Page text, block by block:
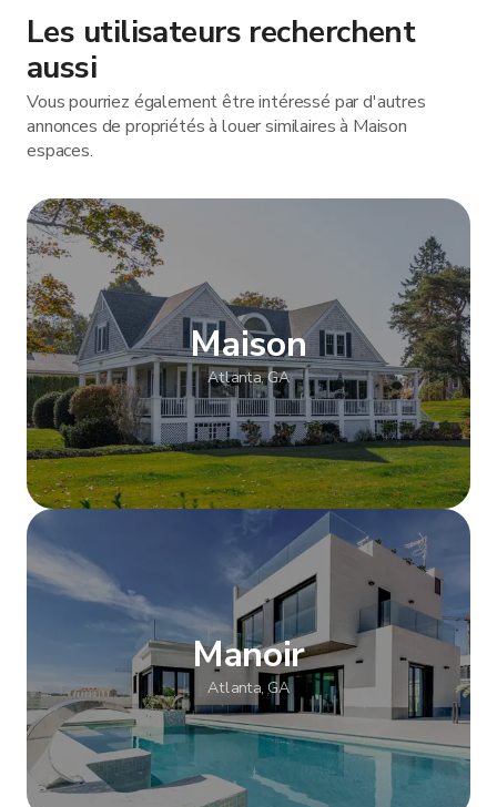
Les utilisateurs recherchent
aussi
Vous pourriez également être intéressé par d'autres
annonces de propriétés à louer similaires à Maison
espaces.
Maison
Atlanta, GA
Afficher plus
Manoir
Atlanta, GA